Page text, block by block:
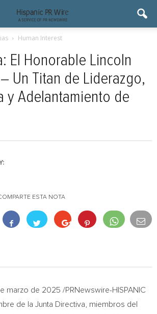
Human Interest
El Honorable Lincoln
Un Titan de Liderazgo,
y Adelantamiento de
ESTA NOTA
marzo de 2025 /PRNewswire-HISPANIC
de la Junta Directiva, miembros del